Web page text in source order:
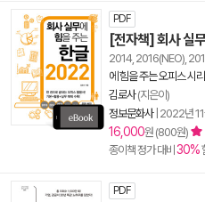
PDF
[전자책] 회사 실
2014, 2016(NEO),
에 힘을 주는 오피스 시
김로사(지은이)
정보문화사| 2022년
16,000원 (800원)
종이책 정가 대비 30%
PDF